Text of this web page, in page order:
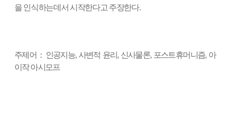
을 인식하는데서 시작한다고 주장한다.
주제어 ： 인공지능, 사변적 윤리 , 신사물론, 포스트휴머니즘, 아
이작 아시모프